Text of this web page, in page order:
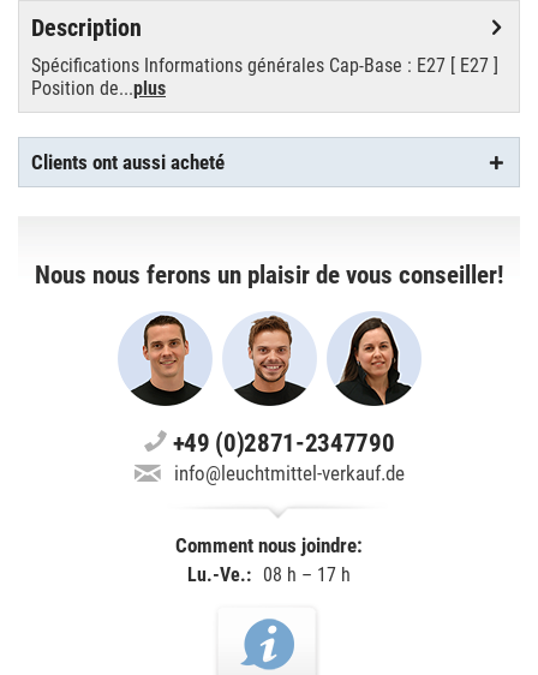
Description
Spécifications Informations générales Cap-Base : E27 [ E27 ]
Position de...plus
Clients ont aussi acheté
Nous nous ferons un plaisir de vous conseiller!
+49 (0)2871-2347790
info@leuchtmittel-verkauf.de
Comment nous joindre:
Lu.-Ve.: 08 h – 17 h